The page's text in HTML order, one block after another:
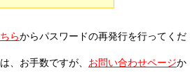
らからパスワードの再発行を行ってくだ
、お手数ですが、 お問い合わせページか